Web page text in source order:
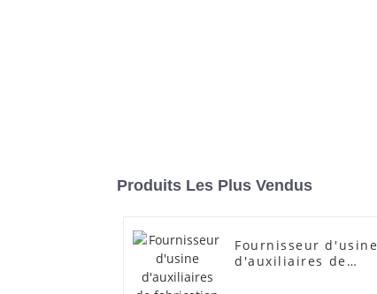
Produits Les Plus Vendus
Fournisseur d'usine
d'auxiliaires de